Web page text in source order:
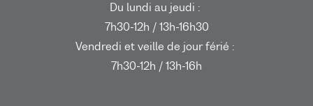
Du lundi au jeudi :
7h30-12h / 13h-16h30
Vendredi et veille de jour férié :
7h30-12h / 13h-16h